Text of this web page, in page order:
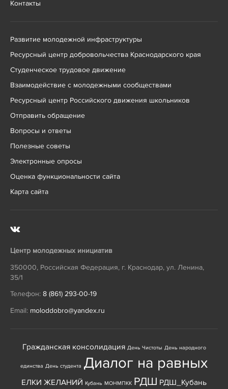
Контакты
Развитие молодежной инфраструктуры
Ресурсный центр добровольчества Краснодарского края
Студенческое трудовое движение
Взаимодействие с молодежными сообществами
Ресурсный центр Российского движения школьников
Отправить обращение
Вопросы и ответы
Полезные советы
Электронные опросы
Оценка функциональности сайта
Карта сайта
Центр молодежных инициатив
350000, Российская Федерация, г. Краснодар, ул. Ленина,
35/1
Телефон: 8 (861) 293-00-19
Email: moloddobro@yandex.ru
Гражданская консолидация День Чистоты День народного
единства День студента Диалог на равных
ЕЛКИ ЖЕЛАНИЙ Кубань МОНМПКК РДШ РДШ_Кубань